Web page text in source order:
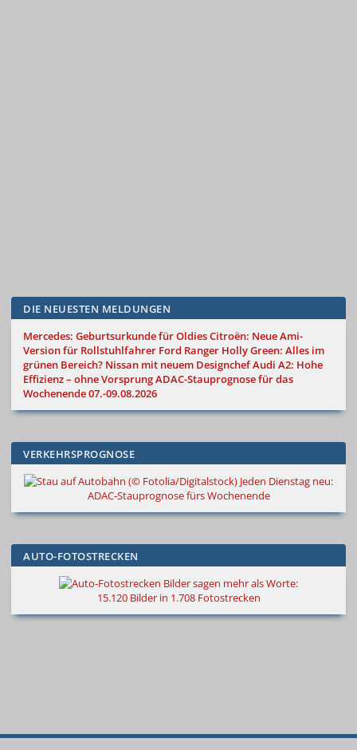
DIE NEUESTEN MELDUNGEN
Mercedes: Geburtsurkunde für OldiesCitroën: Neue Ami-
Version für Rollstuhlfahrer Ford Ranger Holly Green: Alles im
grünen Bereich? Nissan mit neuem DesignchefAudi A2: Hohe
Effizienz – ohne VorsprungADAC-Stauprognose für das
Wochenende 07.-09.08.2026
VERKEHRSPROGNOSE
Jeden Dienstag neu:
ADAC-Stauprognose fürs Wochenende
AUTO-FOTOSTRECKEN
Bilder sagen mehr als Worte:
15.120 Bilder in 1.708 Fotostrecken